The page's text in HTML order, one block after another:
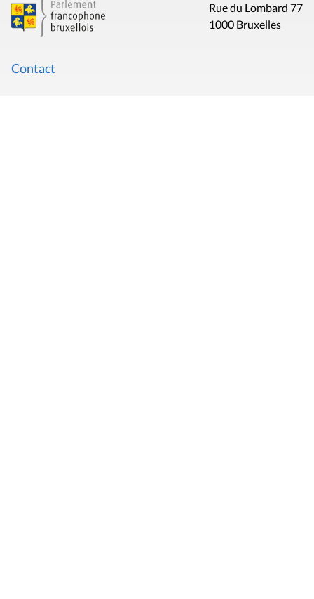
Rue du Lombard 77
1000 Bruxelles
Contact